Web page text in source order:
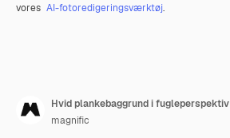
vores AI-fotoredigeringsværktøj.
Hvid plankebaggrund i fugleperspektiv
magnific